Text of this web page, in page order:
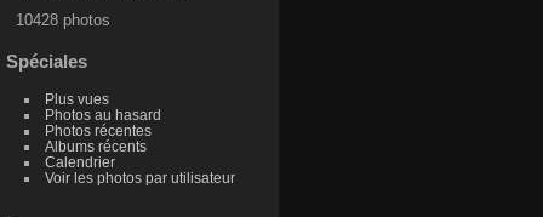
10428 photos
Spéciales
Plus vues
Photos au hasard
Photos récentes
Albums récents
Calendrier
Voir les photos par utilisateur